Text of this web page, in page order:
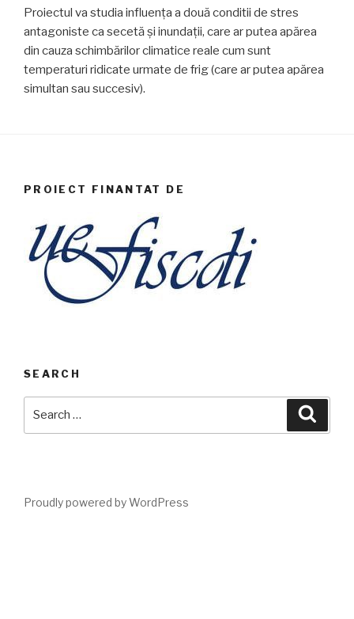
Proiectul va studia influența a două conditii de stres
antagoniste ca secetă și inundații, care ar putea apărea
din cauza schimbărilor climatice reale cum sunt
temperaturi ridicate urmate de frig (care ar putea apărea
simultan sau succesiv).
PROIECT FINANTAT DE
SEARCH
Proudly powered by WordPress